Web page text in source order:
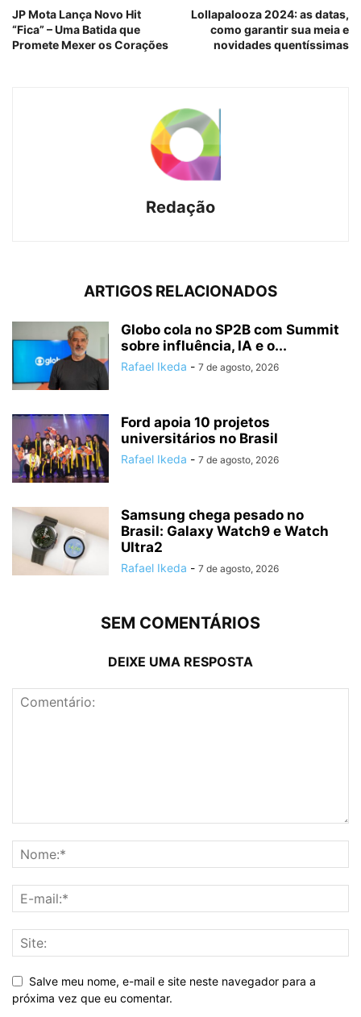
JP Mota Lança Novo Hit
“Fica” – Uma Batida que
Promete Mexer os Corações
Lollapalooza 2024: as datas,
como garantir sua meia e
novidades quentíssimas
Redação
ARTIGOS RELACIONADOS
Globo cola no SP2B com Summit
sobre influência, IA e o...
Rafael Ikeda - 7 de agosto, 2026
Ford apoia 10 projetos
universitários no Brasil
Rafael Ikeda - 7 de agosto, 2026
Samsung chega pesado no
Brasil: Galaxy Watch9 e Watch
Ultra2
Rafael Ikeda - 7 de agosto, 2026
SEM COMENTÁRIOS
DEIXE UMA RESPOSTA
Salve meu nome, e-mail e site neste navegador para a
próxima vez que eu comentar.